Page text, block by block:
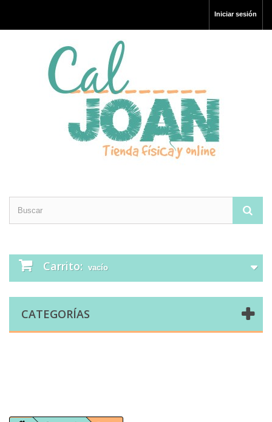
Iniciar sesión
Carrito: vacío
CATEGORÍAS